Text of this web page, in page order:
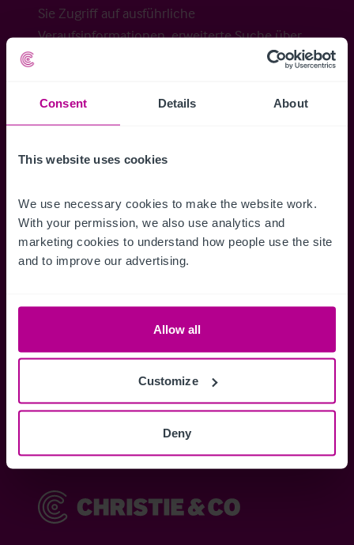
Consent Details About
This website uses cookies
We use necessary cookies to make the website work.
With your permission, we also use analytics and
marketing cookies to understand how people use the site
and to improve our advertising.
Allow all
Customize
Deny
Sie Zugriff auf ausführliche
Veraufsinformationen, erweiterte Suche über
Benachrichtigungen für neuen Objekten zu
erhalten.
Zugriff auf alle
Informationen
Erhalten Sie Zugriff auf alle
Mitglieder.
Speichern
und einfach
Anmelden